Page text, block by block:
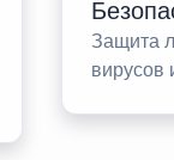
Защита
вирусов